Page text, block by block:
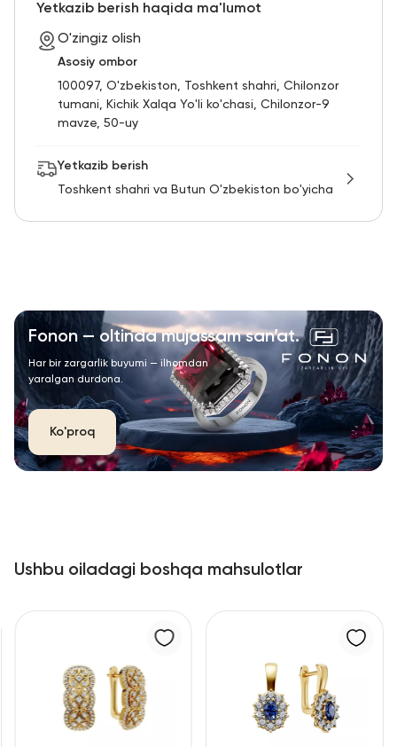
Yetkazib berish haqida ma'lumot
O'zingiz olish
Asosiy ombor
100097, O'zbekiston, Toshkent shahri, Chilonzor
tumani, Kichik Xalqa Yo'li ko'chasi, Chilonzor-9
mavze, 50-uy
Yetkazib berish
Toshkent shahri va Butun O'zbekiston bo'yicha
Fonon — oltinda mujassam san’at.
Har bir zargarlik buyumi — ilhomdan
yaralgan durdona.
Ko'proq
Ushbu oiladagi boshqa mahsulotlar